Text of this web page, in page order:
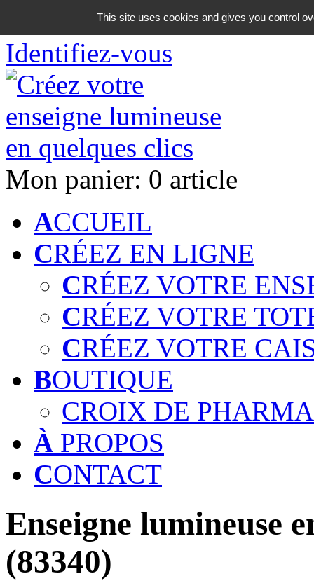
06 18 42 08 59
Identifiez-vous
Mon panier: 0 article
ACCUEIL
CRÉEZ EN LIGNE
CRÉEZ VOTRE
CRÉEZ VOTRE
CRÉEZ VOTRE
BOUTIQUE
CROIX DE
À PROPOS
CONTACT
Enseigne lumineuse
(83340)
This site uses cookies and gives you control